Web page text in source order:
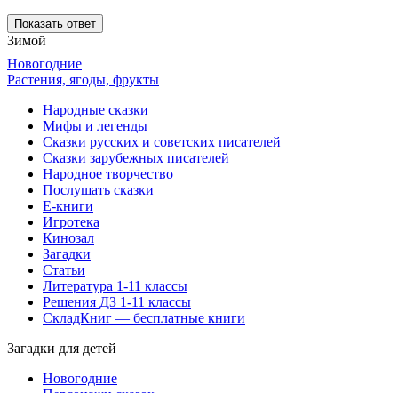
Показать ответ
Зимой
Новогодние
Растения, ягоды, фрукты
Народные сказки
Мифы и легенды
Сказки русских и советских писателей
Сказки зарубежных писателей
Народное творчество
Послушать сказки
Е-книги
Игротека
Кинозал
Загадки
Статьи
Литература 1-11 классы
Решения ДЗ 1-11 классы
СкладКниг — бесплатные книги
Загадки для детей
Новогодние